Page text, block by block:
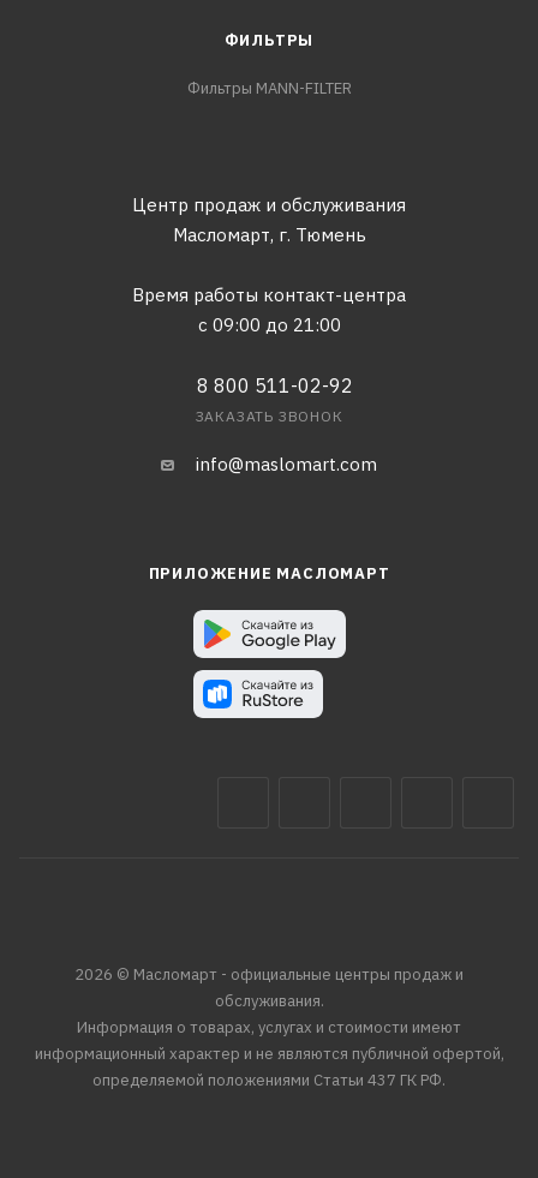
ФИЛЬТРЫ
Фильтры MANN-FILTER
Центр продаж и обслуживания
Масломарт, г. Тюмень
Время работы контакт-центра
с 09:00 до 21:00
8 800 511-02-92
ЗАКАЗАТЬ ЗВОНОК
info@maslomart.com
ПРИЛОЖЕНИЕ МАСЛОМАРТ
2026 © Масломарт - официальные центры продаж и
обслуживания.
Информация о товарах, услугах и стоимости имеют
информационный характер и не являются публичной офертой,
определяемой положениями Статьи 437 ГК РФ.